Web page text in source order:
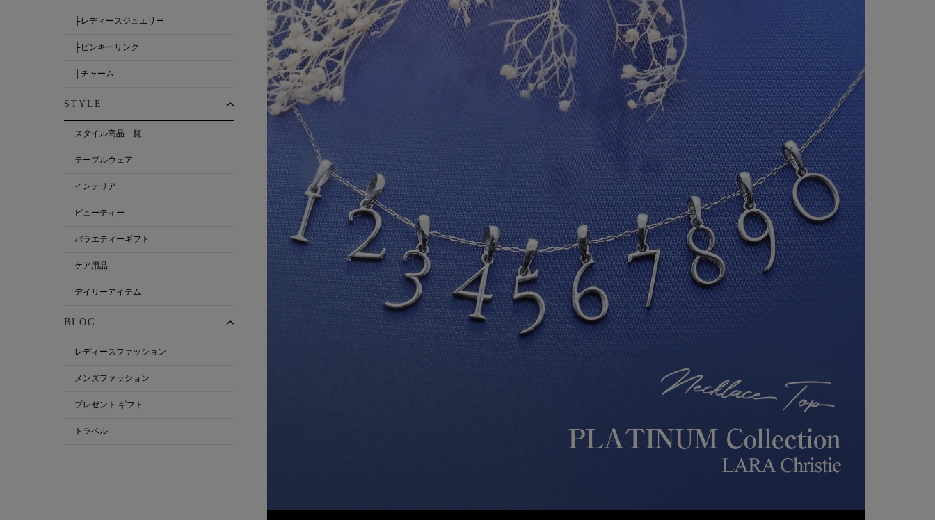
├レディースジュエリー
├ピンキーリング
├チャーム
STYLE
スタイル商品一覧
テーブルウェア
インテリア
ビューティー
バラエティーギフト
ケア用品
デイリーアイテム
BLOG
レディースファッション
メンズファッション
プレゼント ギフト
トラベル